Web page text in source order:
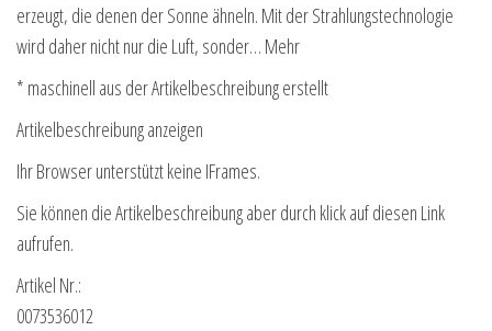
erzeugt, die denen der Sonne ähneln. Mit der Strahlungstechnologie
wird daher nicht nur die Luft, sonder… Mehr
* maschinell aus der Artikelbeschreibung erstellt
Artikelbeschreibung anzeigen
Ihr Browser unterstützt keine IFrames.
Sie können die Artikelbeschreibung aber durch klick auf diesen Link
aufrufen.
Artikel Nr.:
0073536012